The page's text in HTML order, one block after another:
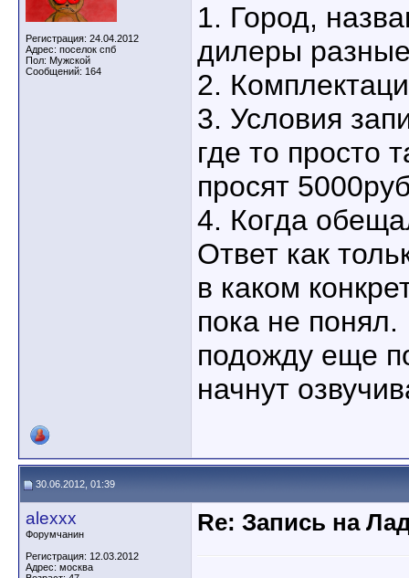
Регистрация: 24.04.2012
Адрес: поселок спб
Пол: Мужской
Сообщений: 164
1. Город,
дилеры
2.
3. Условия
где то просто
просят
4. Когда
Ответ как
в каком
пока не понял.
подожду еще
начнут
30.06.2012, 01:39
alexxx
Форумчанин
Регистрация: 12.03.2012
Адрес: москва
Re: Запись на